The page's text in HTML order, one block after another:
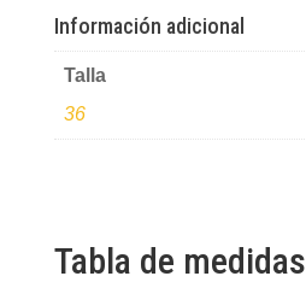
trenza
cantidad
Información adicional
Talla
36
Tabla de medidas